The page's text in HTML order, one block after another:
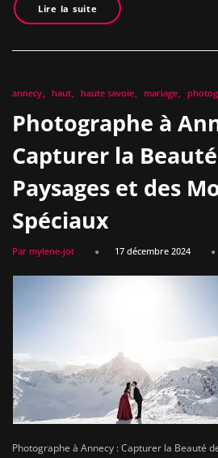
Lire la suite
annecy haut haute savoie mariage
Photographe à
Capturer la
Paysages et des
Spéciaux
Par mylene-jot 17 décembre 2024
Photographe à Annecy : Capturer la Beauté